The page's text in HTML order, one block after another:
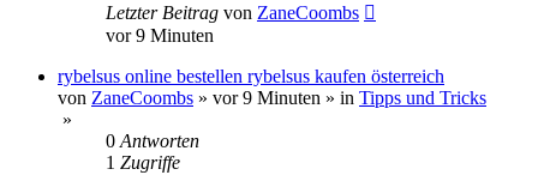
Letzter Beitrag von ZaneCoombs
vor 9 Minuten
rybelsus online bestellen rybelsus kaufen österreich
von ZaneCoombs » vor 9 Minuten » in Tipps und Tricks
»
0 Antworten
1 Zugriffe